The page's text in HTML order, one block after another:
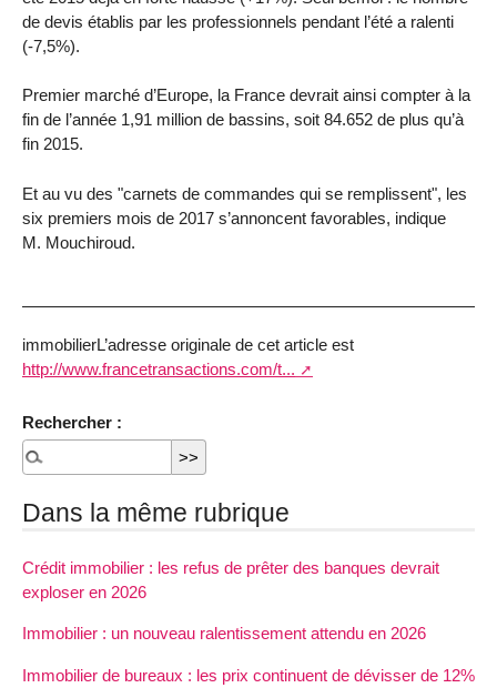
de devis établis par les professionnels pendant l’été a ralenti
(-7,5%).
Premier marché d’Europe, la France devrait ainsi compter à la
fin de l’année 1,91 million de bassins, soit 84.652 de plus qu’à
fin 2015.
Et au vu des "carnets de commandes qui se remplissent", les
six premiers mois de 2017 s’annoncent favorables, indique
M. Mouchiroud.
immobilierL’adresse originale de cet article est
http://www.francetransactions.com/t...
Rechercher :
Dans la même rubrique
Crédit immobilier : les refus de prêter des banques devrait
exploser en 2026
Immobilier : un nouveau ralentissement attendu en 2026
Immobilier de bureaux : les prix continuent de dévisser de 12%